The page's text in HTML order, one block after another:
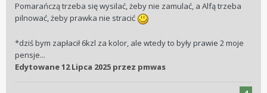
Pomarańczą trzeba się wysilać, żeby nie zamulać, a Alfą trzeba
pilnować, żeby prawka nie stracić
*dziś bym zapłacił 6kzl za kolor, ale wtedy to były prawie 2 moje
pensje...
Edytowane12 Lipca 2025 przez pmwas